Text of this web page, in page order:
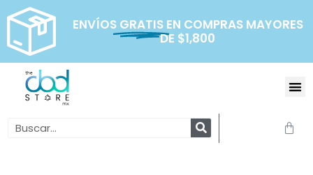
contenido
ENVÍOS GRATIS EN COMPRAS MAYORES
DE $1,800
Search